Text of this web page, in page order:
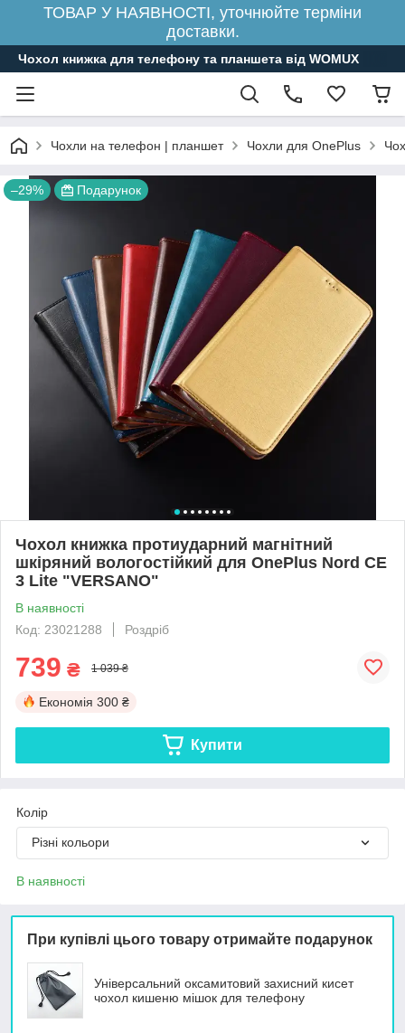
ТОВАР У НАЯВНОСТІ, уточнюйте терміни
доставки.
Чохол книжка для телефону та планшета від WOMUX
Чохли на телефон | планшет Чохли для OnePlus
–29% Подарунок
Чохол книжка протиударний магнітний
шкіряний вологостійкий для OnePlus Nord CE
3 Lite "VERSANO"
В наявності
Код: 23021288
Роздріб
739 ₴ 1 039 ₴
Економія 300 ₴
Купити
Колір
Різні кольори
В наявності
При купівлі цього товару отримайте подарунок
Універсальний оксамитовий захисний кисет
чохол кишеню мішок для телефону